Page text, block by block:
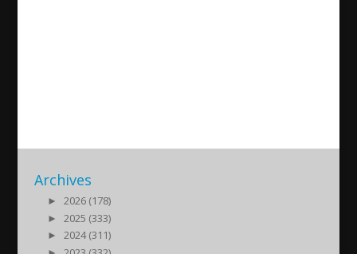
Archives
►
2026 (178)
►
2025 (333)
►
2024 (311)